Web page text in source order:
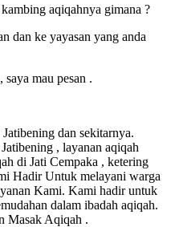
aqiqahnya gimana ?
dan ke yayasan yang anda
mau pesan .
dan sekitarnya.
, layanan aqiqah
di Jati Cempaka , ketering
Hadir Untuk melayani warga
Kami. Kami hadir untuk
dalam ibadah aqiqah.
Masak Aqiqah .